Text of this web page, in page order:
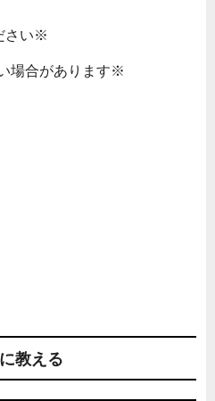
さい※
場合があります※
教える